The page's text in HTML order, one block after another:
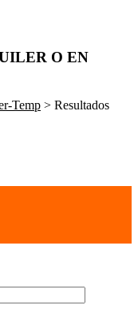
O EN
Temp > Resultados